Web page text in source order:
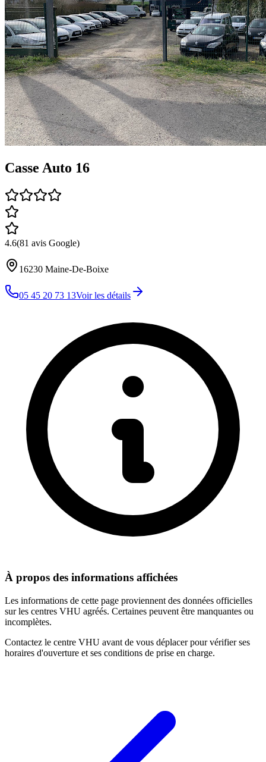
Casse Auto 16
4.6(81 avis Google)
16230 Maine-De-Boixe
05 45 20 73 13Voir les détails
À propos des informations affichées
Les informations de cette page proviennent des données officielles
sur les centres VHU agréés. Certaines peuvent être manquantes ou
incomplètes.
Contactez le centre VHU avant de vous déplacer pour vérifier ses
horaires d'ouverture et ses conditions de prise en charge.